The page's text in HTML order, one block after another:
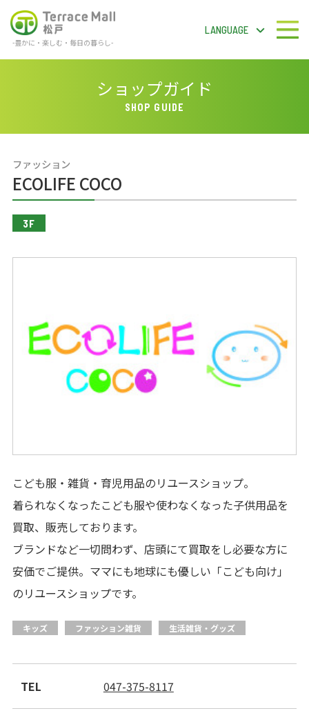
-豊かに・楽しむ・毎日の暮らし-
LANGUAGE
テラスモール松戸
LANGUAGE
ショップガイド
サービス
施設案内
スタッフ募集
イベントスペースご利用案内
ご利用規約
プライバシーポリシー
お問い合わせ
ショップガイド
SHOP GUIDE
ファッション
ECOLIFE COCO
3F
こども服・雑貨・育児用品のリユースショップ。
着られなくなったこども服や使わなくなった子供用品を
買取、販売しております。
ブランドなど一切問わず、店頭にて買取をし必要な方に
安価でご提供。ママにも地球にも優しい「こども向け」
のリユースショップです。
キッズ ファッション雑貨 生活雑貨・グッズ
TEL 047-375-8117